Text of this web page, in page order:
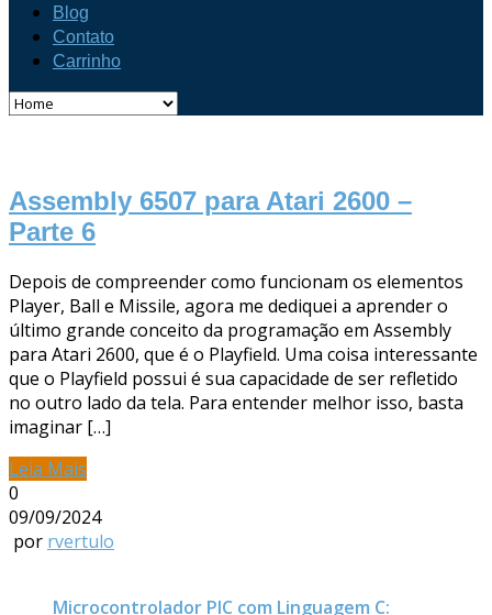
Blog
Contato
Carrinho
Assembly 6507 para Atari 2600 –
Parte 6
Depois de compreender como funcionam os elementos
Player, Ball e Missile, agora me dediquei a aprender o
último grande conceito da programação em Assembly
para Atari 2600, que é o Playfield. Uma coisa interessante
que o Playfield possui é sua capacidade de ser refletido
no outro lado da tela. Para entender melhor isso, basta
imaginar […]
Leia Mais
0
09/09/2024
por rvertulo
Microcontrolador PIC com Linguagem C: